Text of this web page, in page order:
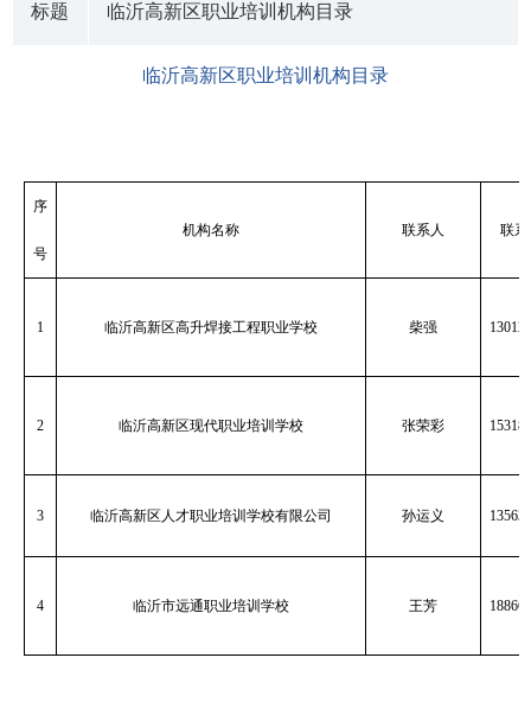
标题 临沂高新区职业培训机构目录
临沂高新区职业培训机构目录
序
号
机构名称 联系人 联
1 临沂高新区高升焊接工程职业学校 柴强
2 临沂高新区现代职业培训学校 张荣彩
3 临沂高新区人才职业培训学校有限公司 孙运义
4 临沂市远通职业培训学校 王芳